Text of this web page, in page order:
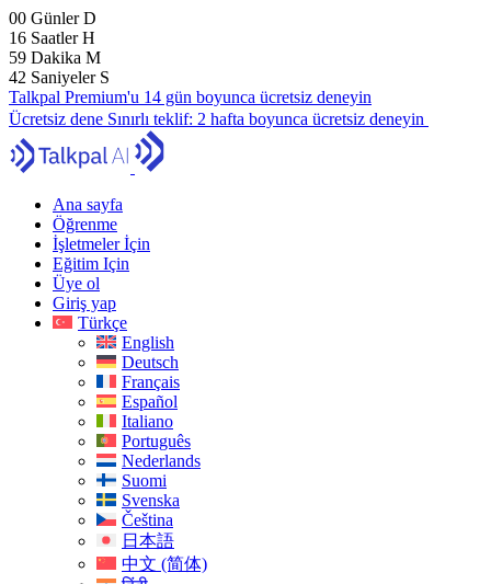
00 GünlerD
16 SaatlerH
59 Dakika M
41 Saniyeler S
Talkpal Premium'u 14 gün boyunca ücretsiz deneyin
Ücretsiz dene Sınırlı teklif: 2 hafta boyunca ücretsiz deneyin
Ana sayfa
Öğrenme
İşletmeler İçin
Eğitim Için
Üye ol
Giriş yap
Türkçe
English
Deutsch
Français
Español
Italiano
Português
Nederlands
Suomi
Svenska
Čeština
日本語
中文 (简体)